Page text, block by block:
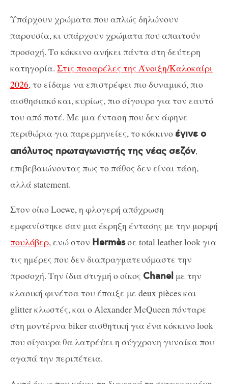
Υπάρχουν χρώματα που απλώς δηλώνουν
παρουσία, κι υπάρχουν χρώματα που απαιτούν
προσοχή. Το κόκκινο ανήκει πάντα στη δεύτερη
κατηγορία. Στις πασαρέλες της Άνοιξη/Καλοκαίρι
2026, το είδαμε να επιστρέφει πιο δυναμικό, πιο
αισθησιακό και, κυρίως, πιο σίγουρο για τον εαυτό
του από ποτέ. Με μια ένταση που δεν άφηνε
περιθώρια για παρερμηνείες, το κόκκινο έγινε ο
απόλυτος πρωταγωνιστής της νέας σεζόν,
επιβεβαιώνοντας πως το πάθος δεν είναι τάση,
αλλά statement.
Στον οίκο Loewe, η φλογερή απόχρωση
εμφανίστηκε σαν μια έκρηξη έντασης με την μορφή
πουλόβερ, ενώ στον Hermèsσε total leather look για
τις ημέρες που δεν διαπραγματευόμαστε την
προσοχή. Την ίδια στιγμή ο οίκος Chanel με την
κλασική φινέτσα του έπαιξε με deux pièces και
glitter κλωστές, και ο Alexander McQueen πόνταρε
στη μοντέρνα biker αισθητική για ένα κόκκινο look
που σίγουρα θα λατρέψει η σύγχρονη γυναίκα που
αγαπά την περιπέτεια.